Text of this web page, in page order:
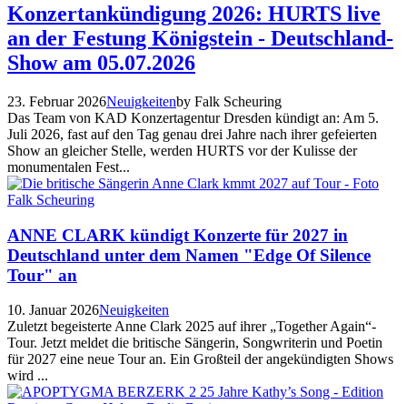
Konzertankündigung 2026: HURTS live
an der Festung Königstein - Deutschland-
Show am 05.07.2026
23. Februar 2026Neuigkeitenby Falk Scheuring
Das Team von KAD Konzertagentur Dresden kündigt an: Am 5.
Juli 2026, fast auf den Tag genau drei Jahre nach ihrer gefeierten
Show an gleicher Stelle, werden HURTS vor der Kulisse der
monumentalen Fest...
ANNE CLARK kündigt Konzerte für 2027 in
Deutschland unter dem Namen "Edge Of Silence
Tour" an
10. Januar 2026Neuigkeiten
Zuletzt begeisterte Anne Clark 2025 auf ihrer „Together Again“-
Tour. Jetzt meldet die britische Sängerin, Songwriterin und Poetin
für 2027 eine neue Tour an. Ein Großteil der angekündigten Shows
wird ...